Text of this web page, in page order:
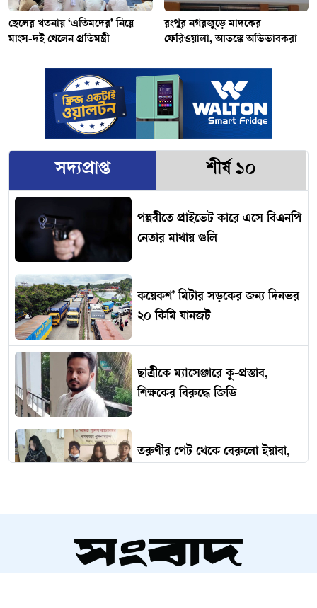
ছেলের খতনায় ‘এতিমদের’ নিয়ে
মাংস-দই খেলেন প্রতিমন্ত্রী
রংপুর নগরজুড়ে মাদকের
ফেরিওয়ালা, আতঙ্কে অভিভাবকরা
সদ্যপ্রাপ্ত শীর্ষ ১০
পল্লবীতে প্রাইভেট কারে এসে বিএনপি
নেতার মাথায় গুলি
কয়েকশ’ মিটার সড়কের জন্য দিনভর
২০ কিমি যানজট
ছাত্রীকে ম্যাসেঞ্জারে কু-প্রস্তাব,
শিক্ষকের বিরুদ্ধে জিডি
তরুণীর পেট থেকে বেরুলো ইয়াবা,
আমদানি